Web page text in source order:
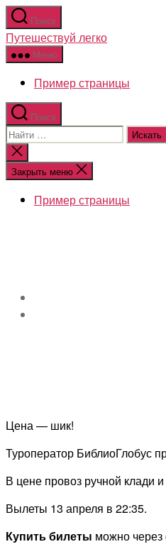
Перейти
к
содержимому
Поиск
Путешествуй легко
Меню
Пример страницы
Поиск
Поиск:
Закрыть
поиск
Закрыть меню
Пример страницы
Цена — шик!
Туроператор БиблиоГлобус
В цене провоз ручной клади
Вылеты 13 апреля в 22:35.
Купить билеты можно через